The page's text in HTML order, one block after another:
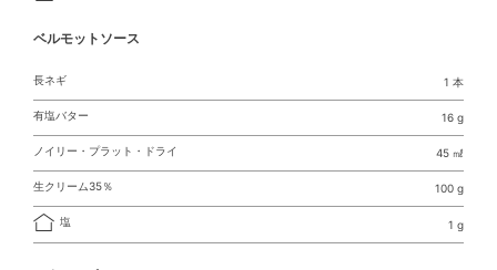
ベルモットソース
長ネギ 1 本
有塩バター 16 g
ノイリー・プラット・ドライ 45 ㎖
生クリーム35％ 100 g
塩 1 g